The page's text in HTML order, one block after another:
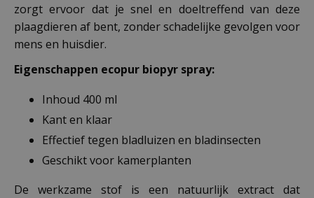
zorgt ervoor dat je snel en doeltreffend van deze
plaagdieren af bent, zonder schadelijke gevolgen voor
mens en huisdier.
Eigenschappen ecopur biopyr spray:
Inhoud 400 ml
Kant en klaar
Effectief tegen bladluizen en bladinsecten
Geschikt voor kamerplanten
De werkzame stof is een natuurlijk extract dat